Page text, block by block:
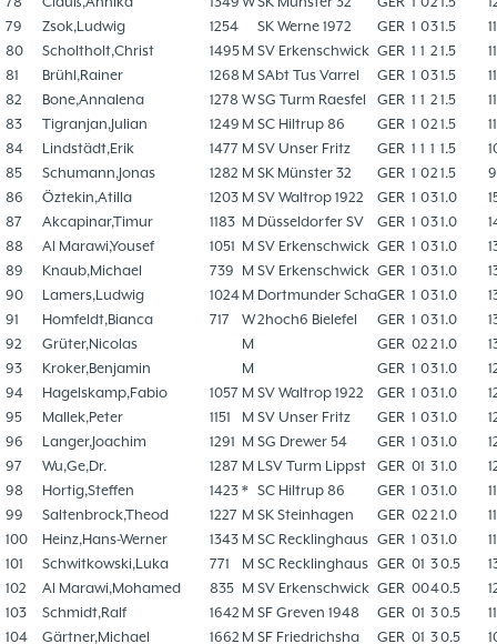
79
Zsok,Ludwig 1254 SK Werne 1972 GER 1 031.5
80
Scholtholt,Christ 1495 M SV Erkenschwick GER 1 1 2 1.5
81
Brühl,Rainer 1268 M SAbt Tus Varrel GER 1 031.5
82
Bone,Annalena 1278 WSG Turm Raesfel GER 1 1 2 1.5
83
Tigranjan,Julian 1249 M SC Hiltrup 86 GER 1 02 1.5
84
Lindstädt,Erik 1477 M SV Unser Fritz GER 1 1 1 1.5
85
Schumann,Jonas 1282 M SK Münster 32 GER 1 02 1.5
86
Öztekin,Atilla 1203 M SV Waltrop 1922 GER 1 031.0
87
Akcapinar,Timur 1183 M Düsseldorfer SV GER 1 031.0
88
Al Marawi,Yousef 1051 M SV Erkenschwick GER 1 031.0
89
Knaub,Michael 739 M SV Erkenschwick GER 1 031.0
90
Lamers,Ludwig 1024 M Dortmunder SchaGER 1 031.0
91
Homfeldt,Bianca 717 W2hoch6 Bielefel GER 1 031.0
92
Grüter,Nicolas M GER 02 2 1.0
93
Kroker,Benjamin M GER 1 031.0
94
Hagelskamp,Fabio 1057 M SV Waltrop 1922 GER 1 031.0
95
Mallek,Peter 1151 M SV Unser Fritz GER 1 031.0
96
Langer,Joachim 1291 M SG Drewer 54 GER 1 031.0
97
Wu,Ge,Dr. 1287 M LSV Turm Lippst GER 01 31.0
98
Hortig,Steffen 1423 * SC Hiltrup 86 GER 1 031.0
99
Saltenbrock,Theod 1227 M SK Steinhagen GER 02 2 1.0
100
Heinz,Hans-Werner 1343 M SC Recklinghaus GER 1 031.0
101
Schwitkowski,Luka 771 M SC Recklinghaus GER 01 30.5
102
Al Marawi,Mohamed 835 M SV Erkenschwick GER 0040.5
103
Schmidt,Ralf 1642 M SF Greven 1948 GER 01 30.5
104
Gärtner,Michael 1662 M SF Friedrichsha GER 01 30.5